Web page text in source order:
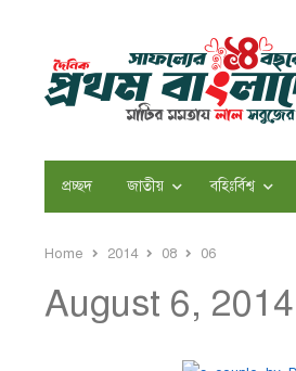
প্রচ্ছদ জাতীয় বহিঃর্বিশ্ব
Home 2014 08 06
August 6, 2014